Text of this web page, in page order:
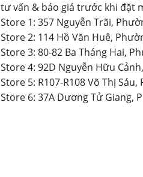
tư vấn & báo giá trước khi đặt
Store 1: 357 Nguyễn Trãi,
Store 2: 114 Hồ Văn Huê,
Store 3: 80-82 Ba Tháng Hai,
Store 4: 92D Nguyễn Hữu
Store 5: R107-R108 Võ Thị
Store 6: 37A Dương Tử Giang,